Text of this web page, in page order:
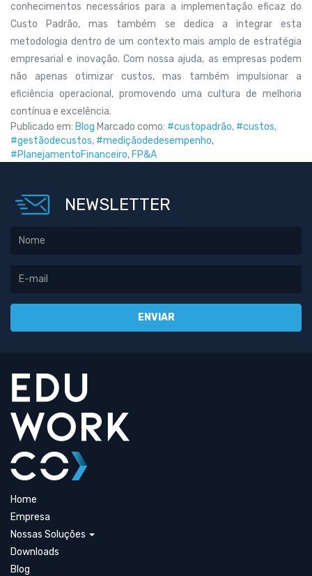
conhecimentos necessários para a implementação eficaz do
Custo Padrão, mas também se dedica a integrar esta
metodologia dentro de um contexto mais amplo de estratégia
empresarial e inovação. Com nossa ajuda, as empresas podem
não apenas otimizar custos, mas também impulsionar a
eficiência operacional, promovendo uma cultura de melhoria
contínua e excelência.
Publicado em: Blog Marcado como: #custopadrão, #custos,
#gestãodecustos, #mediçãodedesempenho,
#PlanejamentoFinanceiro, FP&A
NEWSLETTER
Home
Empresa
Nossas Soluções
Downloads
Blog